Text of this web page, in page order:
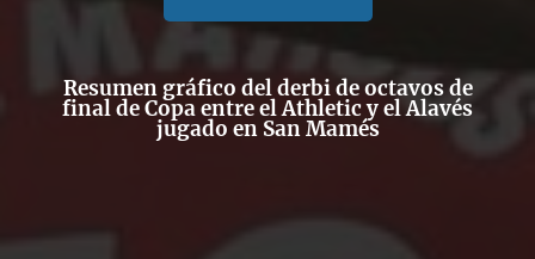
Resumen gráfico del derbi de octavos de
final de Copa entre el Athletic y el Alavés
jugado en San Mamés